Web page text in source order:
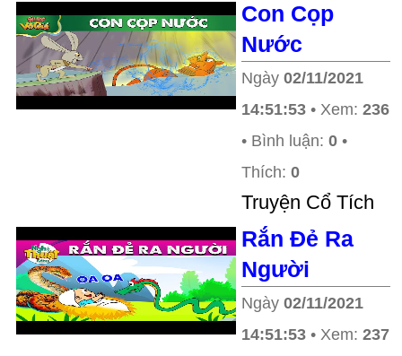
Con Cọp
Nước
Ngày 02/11/2021
14:51:53 • Xem: 236
• Bình luận: 0 •
Thích: 0
Truyện Cổ Tích
Rắn Đẻ Ra
Người
Ngày 02/11/2021
14:51:53 • Xem: 237